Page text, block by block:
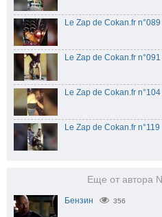
Le Zap de Cokan.fr n°089
Le Zap de Cokan.fr n°091
Le Zap de Cokan.fr n°104
Le Zap de Cokan.fr n°119
Еще от автора
Бензин 356